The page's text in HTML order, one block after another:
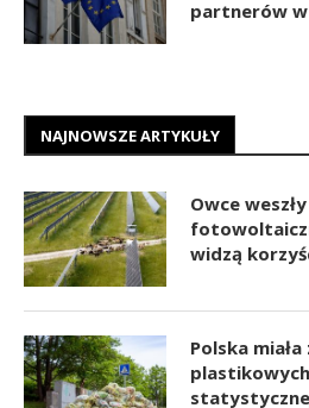
partnerów
NAJNOWSZE ARTYKUŁY
Owce
widzą
Polska